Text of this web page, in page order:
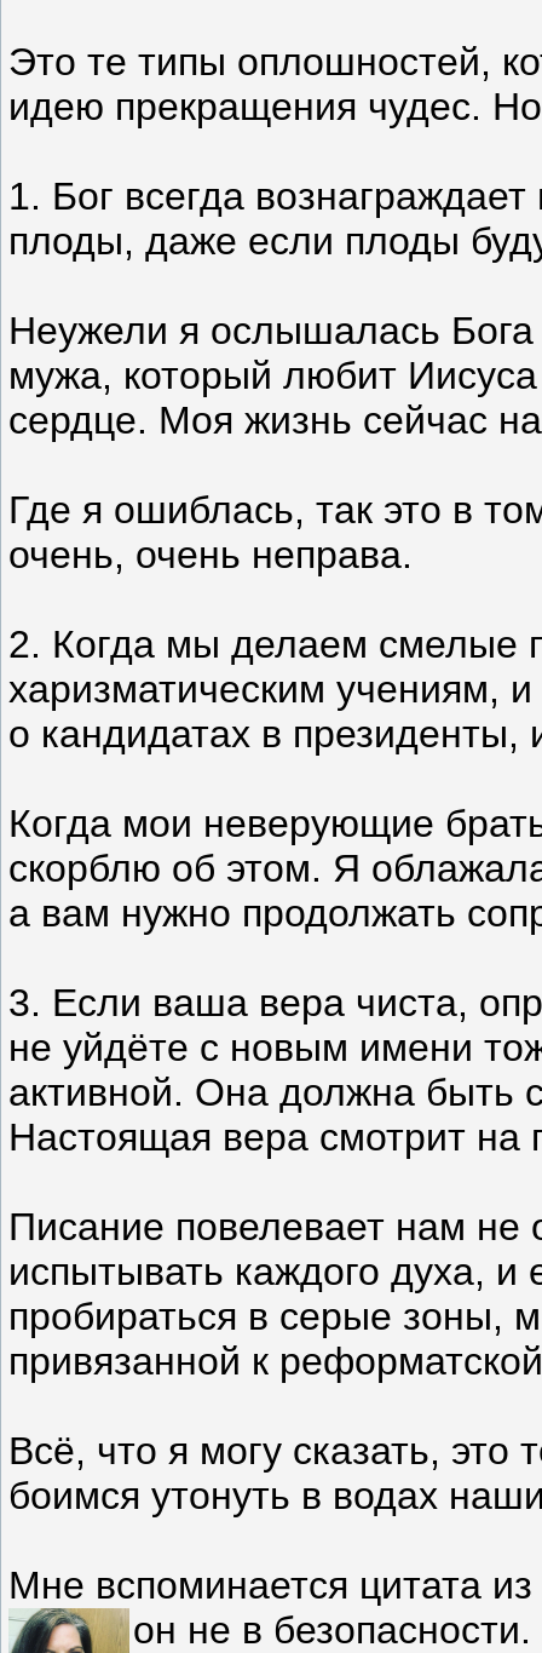
Это те типы оплошностей,
идею прекращения чудес.
1. Бог всегда
плоды, даже если плоды
Неужели я ослышалась
мужа, который любит
сердце. Моя жизнь сейчас
Где я ошиблась, так это в
очень, очень неправа.
2. Когда мы делаем смелые
харизматическим учениям,
о кандидатах в президенты,
Когда мои неверующие
скорблю об этом. Я
а вам нужно продолжать
3. Если ваша вера чиста,
не уйдёте с новым имени
активной. Она должна быть
Настоящая вера смотрит на
Писание повелевает нам не
испытывать каждого духа, и
пробираться в серые зоны,
привязанной к
Всё, что я могу сказать,
боимся утонуть в водах
Мне вспоминается цитата
он не в